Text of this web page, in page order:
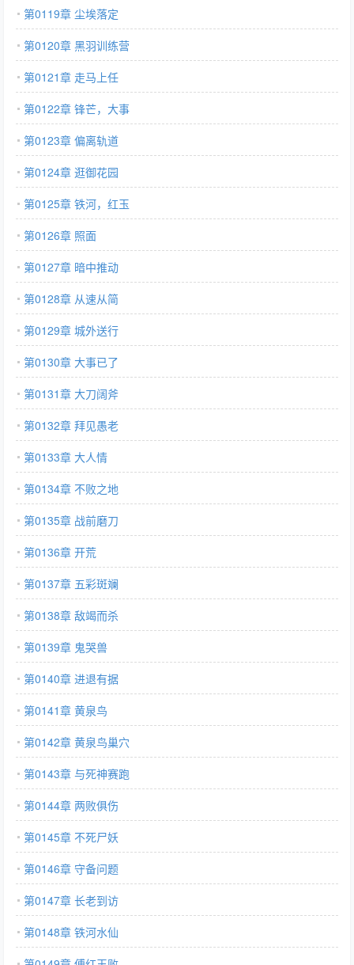
第0119章 尘埃落定
第0120章 黑羽训练营
第0121章 走马上任
第0122章 锋芒，大事
第0123章 偏离轨道
第0124章 逛御花园
第0125章 铁河，红玉
第0126章 照面
第0127章 暗中推动
第0128章 从速从简
第0129章 城外送行
第0130章 大事已了
第0131章 大刀阔斧
第0132章 拜见愚老
第0133章 大人情
第0134章 不败之地
第0135章 战前磨刀
第0136章 开荒
第0137章 五彩斑斓
第0138章 敌竭而杀
第0139章 鬼哭兽
第0140章 进退有据
第0141章 黄泉鸟
第0142章 黄泉鸟巢穴
第0143章 与死神赛跑
第0144章 两败俱伤
第0145章 不死尸妖
第0146章 守备问题
第0147章 长老到访
第0148章 铁河水仙